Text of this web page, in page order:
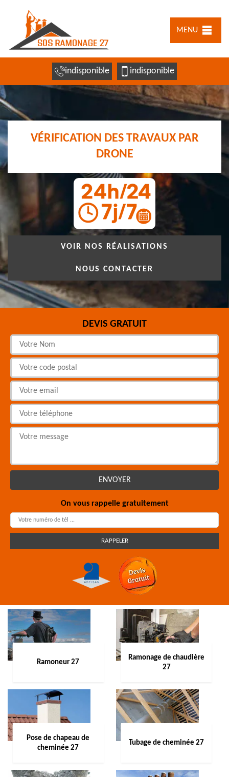
MENU
indisponible indisponible
VÉRIFICATION DES TRAVAUX PAR
DRONE
VOIR NOS RÉALISATIONS
NOUS CONTACTER
DEVIS GRATUIT
On vous rappelle gratuitement
Ramoneur 27
Ramonage de chaudière
27
Pose de chapeau de
cheminée 27
Tubage de cheminée 27